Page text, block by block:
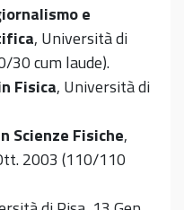
e
, Università di
30 cum laude).
Fisica, Università di
Scienze Fisiche,
2003 (110/110